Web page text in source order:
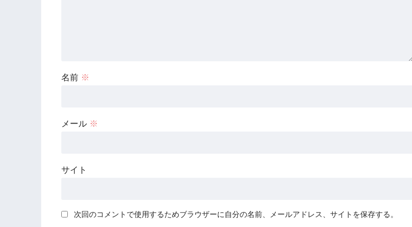
名前 ※
メール ※
サイト
次回のコメントで使用するためブラウザーに自分の名前、メールアドレス、サイトを保存する。